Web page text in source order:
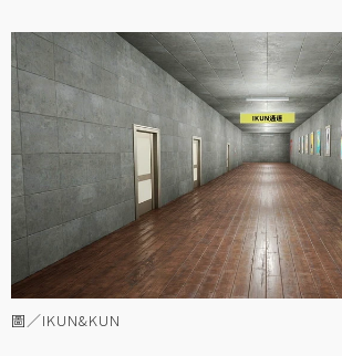
圖／IKUN&KUN